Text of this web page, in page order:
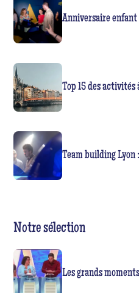
Anniversaire
Top 15 des activités
Team building Lyon
Notre sélection
Les grands